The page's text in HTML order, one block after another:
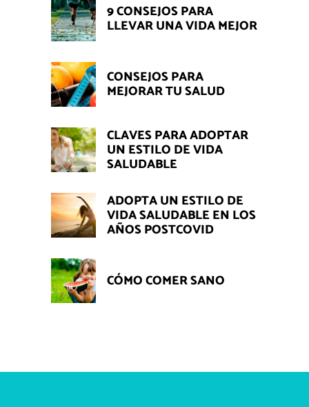
9 CONSEJOS PARA
LLEVAR UNA VIDA MEJOR
CONSEJOS PARA
MEJORAR TU SALUD
CLAVES PARA ADOPTAR
UN ESTILO DE VIDA
SALUDABLE
ADOPTA UN ESTILO DE
VIDA SALUDABLE EN LOS
AÑOS POSTCOVID
CÓMO COMER SANO